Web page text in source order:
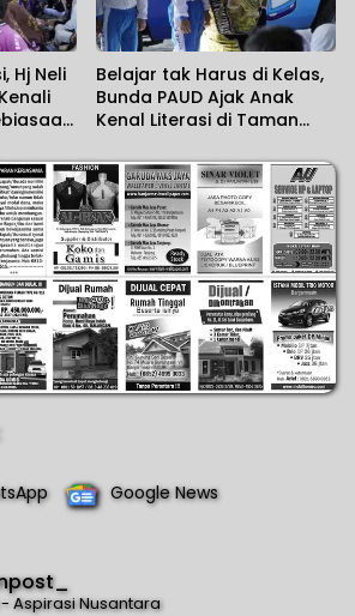
Hj Neli
Belajar tak Harus di Kelas,
Bunda PAUD Ajak Anak
Kenal Literasi di Taman
Google News
Aspirasi Nusantara